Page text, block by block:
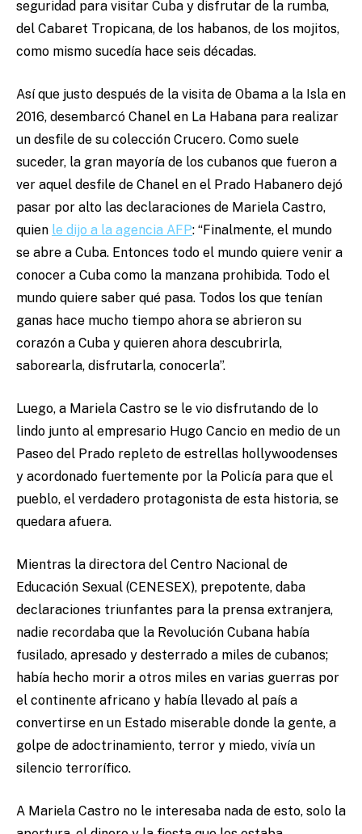
seguridad para visitar Cuba y disfrutar de la rumba,
del Cabaret Tropicana, de los habanos, de los mojitos,
como mismo sucedía hace seis décadas.
Así que justo después de la visita de Obama a la Isla en
2016, desembarcó Chanel en La Habana para realizar
un desfile de su colección Crucero. Como suele
suceder, la gran mayoría de los cubanos que fueron a
ver aquel desfile de Chanel en el Prado Habanero dejó
pasar por alto las declaraciones de Mariela Castro,
quien le dijo a la agencia AFP: “Finalmente, el mundo
se abre a Cuba. Entonces todo el mundo quiere venir a
conocer a Cuba como la manzana prohibida. Todo el
mundo quiere saber qué pasa. Todos los que tenían
ganas hace mucho tiempo ahora se abrieron su
corazón a Cuba y quieren ahora descubrirla,
saborearla, disfrutarla, conocerla”.
Luego, a Mariela Castro se le vio disfrutando de lo
lindo junto al empresario Hugo Cancio en medio de un
Paseo del Prado repleto de estrellas hollywoodenses
y acordonado fuertemente por la Policía para que el
pueblo, el verdadero protagonista de esta historia, se
quedara afuera.
Mientras la directora del Centro Nacional de
Educación Sexual (CENESEX), prepotente, daba
declaraciones triunfantes para la prensa extranjera,
nadie recordaba que la Revolución Cubana había
fusilado, apresado y desterrado a miles de cubanos;
había hecho morir a otros miles en varias guerras por
el continente africano y había llevado al país a
convertirse en un Estado miserable donde la gente, a
golpe de adoctrinamiento, terror y miedo, vivía un
silencio terrorífico.
A Mariela Castro no le interesaba nada de esto, solo la